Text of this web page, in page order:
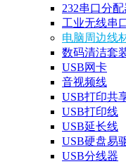
232串口分配
工业无线串
电脑周边线
数码清洁套
USB网卡
音视频线
USB打印共
USB打印线
USB延长线
USB硬盘易
USB分线器